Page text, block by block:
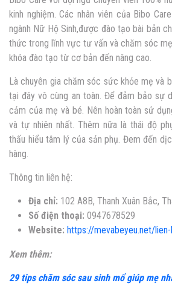
kinh nghiệm. Các nhân viên của Bibo
ngành Nữ Hộ Sinh,được đào tạo bài bản
thức trong lĩnh vực tư vấn và chăm sóc
khóa đào tạo từ cơ bản đến nâng cao.
Là chuyên gia chăm sóc sức khỏe mẹ và
tại đây vô cùng an toàn. Để đảm bảo sự
cảm của mẹ và bé. Nên hoàn toàn sử
và tự nhiên nhất. Thêm nữa là thái độ
thấu hiểu tâm lý của sản phụ. Đem đến
hàng.
Thông tin liên hệ:
Địa chỉ: 102 A8B, Thanh Xuân Bắc,
Số điện thoại: 0947678529
Website: https://mevabeyeu.net/
Xem thêm:
29 tips chăm sóc sau sinh mổ giúp mẹ